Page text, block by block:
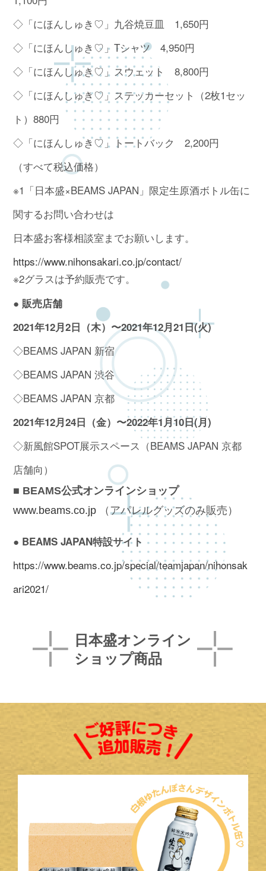
◇「にほんしゅき♡」九谷焼豆皿 1,650円
◇「にほんしゅき♡」Tシャツ 4,950円
◇「にほんしゅき♡」スウェット 8,800円
◇「にほんしゅき♡」ステッカーセット（2枚1セッ
ト）880円
◇「にほんしゅき♡」トートバック 2,200円
（すべて税込価格）
※1「日本盛×BEAMS JAPAN」限定生原酒ボトル缶に
関するお問い合わせは
日本盛お客様相談室までお願いします。
https://www.nihonsakari.co.jp/contact/
※2グラスは予約販売です。
● 販売店舗
2021年12月2日（木）〜2021年12月21日(火)
◇BEAMS JAPAN 新宿
◇BEAMS JAPAN 渋谷
◇BEAMS JAPAN 京都
2021年12月24日（金）〜2022年1月10日(月)
◇新風館SPOT展示スペース（BEAMS JAPAN 京都
店舗向）
■ BEAMS公式オンラインショップ
www.beams.co.jp （アパレルグッズのみ販売）
● BEAMS JAPAN特設サイト
https://www.beams.co.jp/special/teamjapan/nihonsak
ari2021/
日本盛オンライン
ショップ商品